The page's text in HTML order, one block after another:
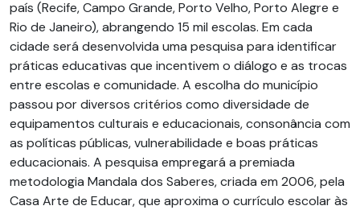
país (Recife, Campo Grande, Porto Velho, Porto Alegre e
Rio de Janeiro), abrangendo 15 mil escolas. Em cada
cidade será desenvolvida uma pesquisa para identificar
práticas educativas que incentivem o diálogo e as trocas
entre escolas e comunidade. A escolha do município
passou por diversos critérios como diversidade de
equipamentos culturais e educacionais, consonância com
as políticas públicas, vulnerabilidade e boas práticas
educacionais. A pesquisa empregará a premiada
metodologia Mandala dos Saberes, criada em 2006, pela
Casa Arte de Educar, que aproxima o currículo escolar às